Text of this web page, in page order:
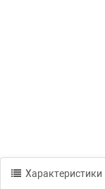
Характеристики